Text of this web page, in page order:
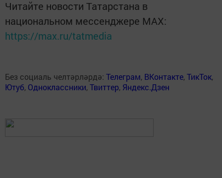
Читайте новости Татарстана в
национальном мессенджере MАХ:
https://max.ru/tatmedia
Без социаль челтәрләрдә: Телеграм, ВКонтакте,ТикТок,
Ютуб, Одноклассники,Твиттер, Яндекс.Дзен